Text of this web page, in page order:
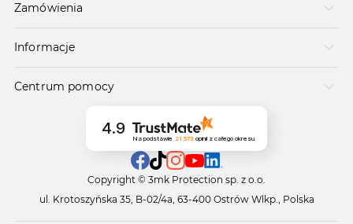
Zamówienia
Informacje
Centrum pomocy
4.9
Na podstawie 21 573 opinii z całego okresu
Copyright © 3mk Protection sp. z o.o.
ul. Krotoszyńska 35, B-02/4a, 63-400 Ostrów Wlkp., Polska